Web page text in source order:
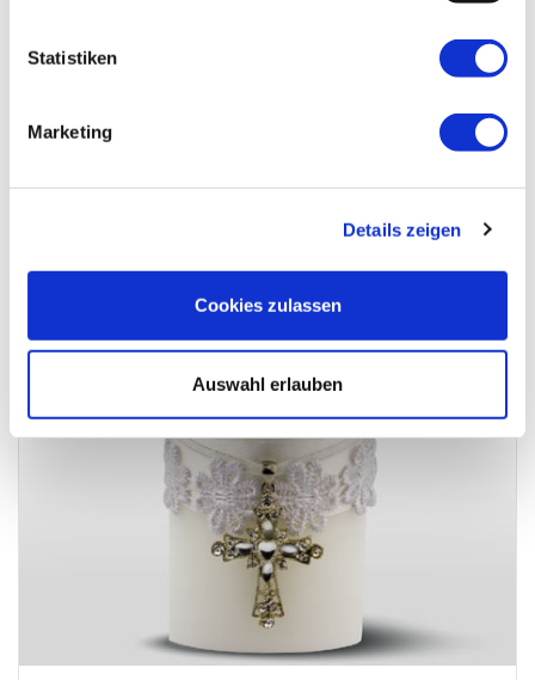
Statistiken
Marketing
Details zeigen
Cookies zulassen
Auswahl erlauben
Ein Licht auf ihre Reise PA Elisabeth